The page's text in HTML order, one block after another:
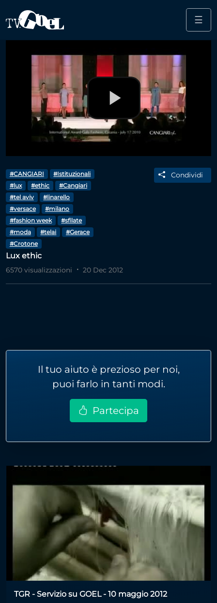
Salta al contenuto principale
☰
Play
Video
#CANGIARI
#Istituzionali
#lux
#ethic
#Cangiari
#tel aviv
#linarello
#versace
#milano
#fashion week
#sfilate
#moda
#telai
#Gerace
#Crotone
Condividi
Lux ethic
6570 visualizzazioni 20 Dec 2012
Il tuo aiuto è prezioso per noi,
puoi farlo in tanti modi.
Partecipa
TGR - Servizio su GOEL - 10 maggio 2012